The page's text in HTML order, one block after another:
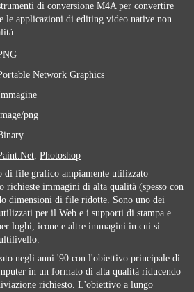
di conversione M4A per convertire
le applicazioni di editing video native non
Network Graphics
png
, Photoshop
di file grafico ampiamente utilizzato
richieste immagini di alta qualità (spesso con
dimensioni di file ridotte. Sono uno dei
per il Web e i supporti di stampa e
loghi, icone e altre immagini in cui si
negli anni '90 con l'obiettivo principale di
in un formato di alta qualità riducendo
richiesto. L'obiettivo a lungo